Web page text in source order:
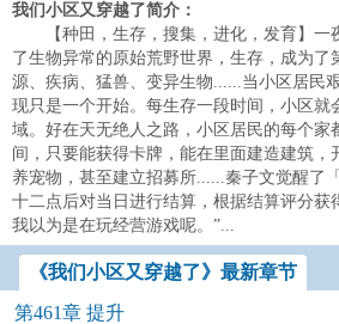
我们小区又穿越了简介：
【种田，生存，搜集，进化，发育】一
了生物异常的原始荒野世界，生存，成为了
源、疾病、猛兽、变异生物......当小区居民
现只是一个开始。每生存一段时间，小区就
域。好在天无绝人之路，小区居民的每个家
间，只要能获得卡牌，能在里面建造建筑，
养宠物，甚至建立招募所......秦子文觉醒了
十二点后对当日进行结算，根据结算评分获
我以为是在玩经营游戏呢。”...
《我们小区又穿越了》最新章节
第461章 提升